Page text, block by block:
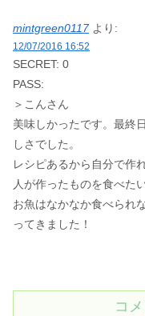
mintgreen0117 より:
12/07/2016 16:52
SECRET: 0
PASS:
＞こんさん
美味しかったです。最終
しさでした。
レシピあるから自分で作
人が作ったものを食べた
お魚はなかなか食べられ
ってきました！
コ